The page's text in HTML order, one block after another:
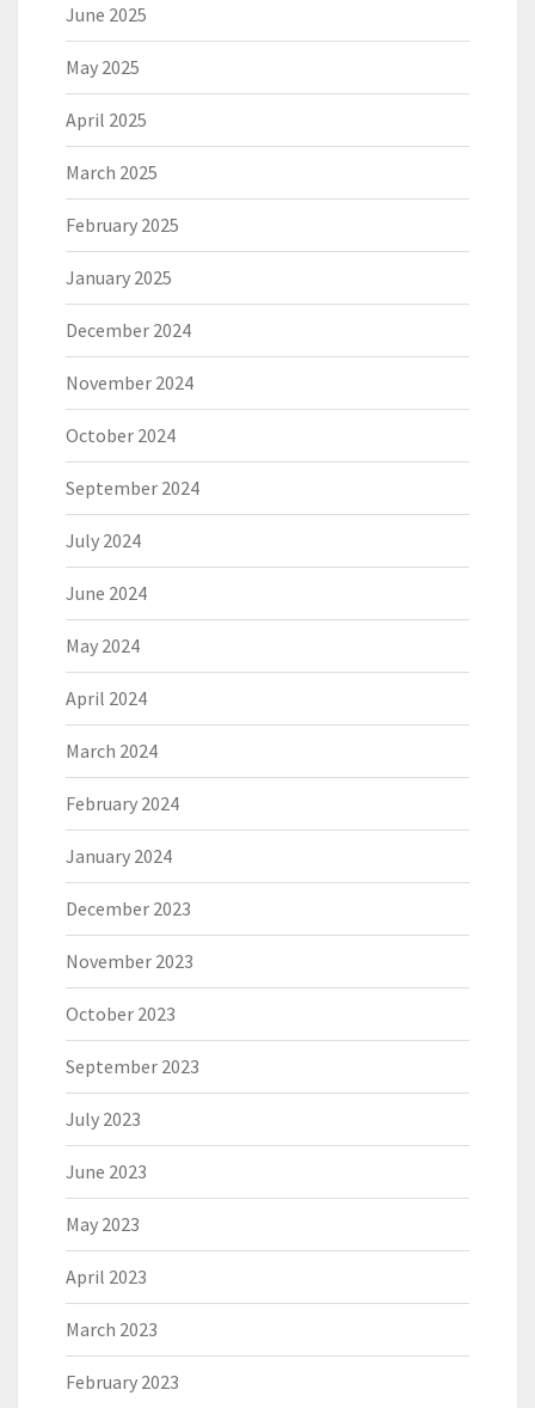
June 2025
May 2025
April 2025
March 2025
February 2025
January 2025
December 2024
November 2024
October 2024
September 2024
July 2024
June 2024
May 2024
April 2024
March 2024
February 2024
January 2024
December 2023
November 2023
October 2023
September 2023
July 2023
June 2023
May 2023
April 2023
March 2023
February 2023